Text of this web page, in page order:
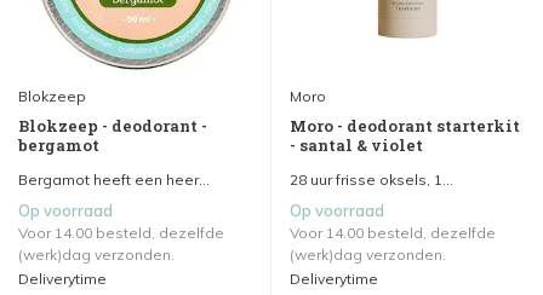
Blokzeep
Blokzeep - deodorant -
bergamot
Bergamot heeft een heer...
Op voorraad
Voor 14.00 besteld, dezelfde
(werk)dag verzonden.
Deliverytime
Moro
Moro - deodorant starterkit
- santal & violet
28 uur frisse oksels, 1...
Op voorraad
Voor 14.00 besteld, dezelfde
(werk)dag verzonden.
Deliverytime